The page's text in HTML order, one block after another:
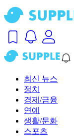
최신 뉴스
정치
경제/금융
연예
생활/문화
스포츠